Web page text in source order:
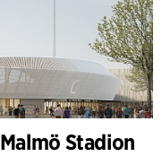
Malmö Stadion